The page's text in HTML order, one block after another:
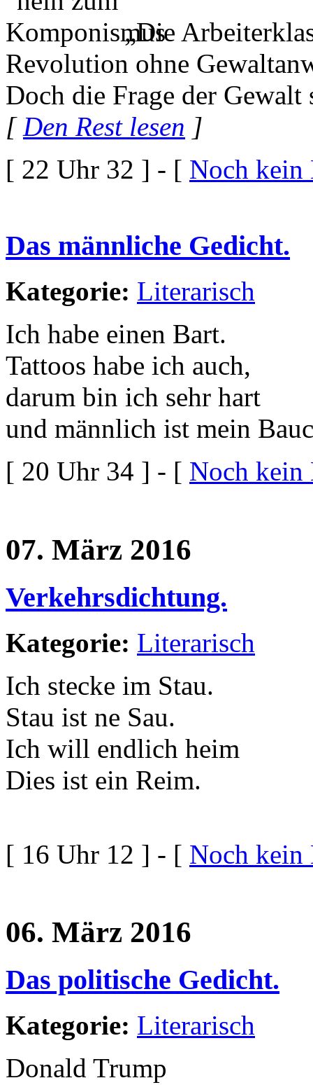
„Die
Revolution ohne
Doch die Frage der Gewalt
[ Den Rest lesen ]
[ 22 Uhr 32 ] - [ Noch kein
Das männliche Gedicht.
Kategorie: Literarisch
Ich habe einen Bart.
Tattoos habe ich auch,
darum bin ich sehr hart
und männlich ist mein
[ 20 Uhr 34 ] - [ Noch kein
07. März 2016
Verkehrsdichtung.
Kategorie: Literarisch
Ich stecke im Stau.
Stau ist ne Sau.
Ich will endlich heim
Dies ist ein Reim.
[ 16 Uhr 12 ] - [ Noch kein
06. März 2016
Das politische Gedicht.
Kategorie: Literarisch
Donald Trump